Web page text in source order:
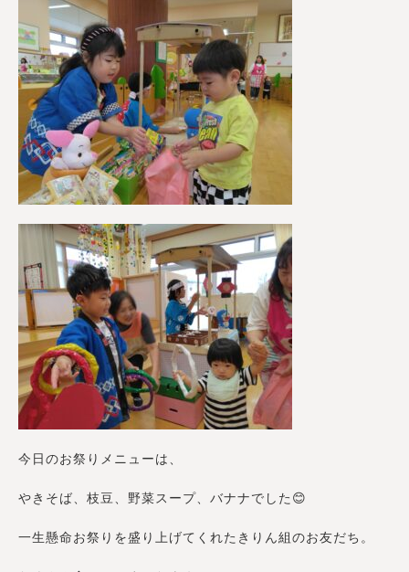
今日のお祭りメニューは、
やきそば、枝豆、野菜スープ、バナナでした😊
一生懸命お祭りを盛り上げてくれたきりん組のお友だち。